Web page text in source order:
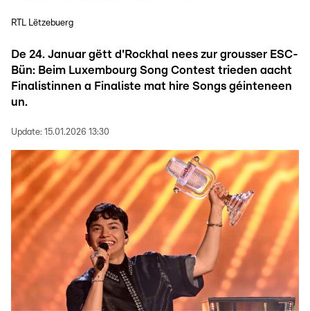
RTL Lëtzebuerg
De 24. Januar gëtt d'Rockhal nees zur grousser ESC-
Bün: Beim Luxembourg Song Contest trieden aacht
Finalistinnen a Finaliste mat hire Songs géinteneen
un.
Update: 15.01.2026 13:30